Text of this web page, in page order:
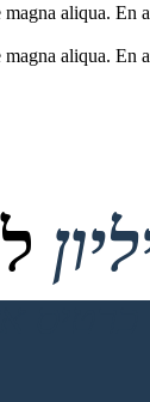
aliqua.
aliqua.